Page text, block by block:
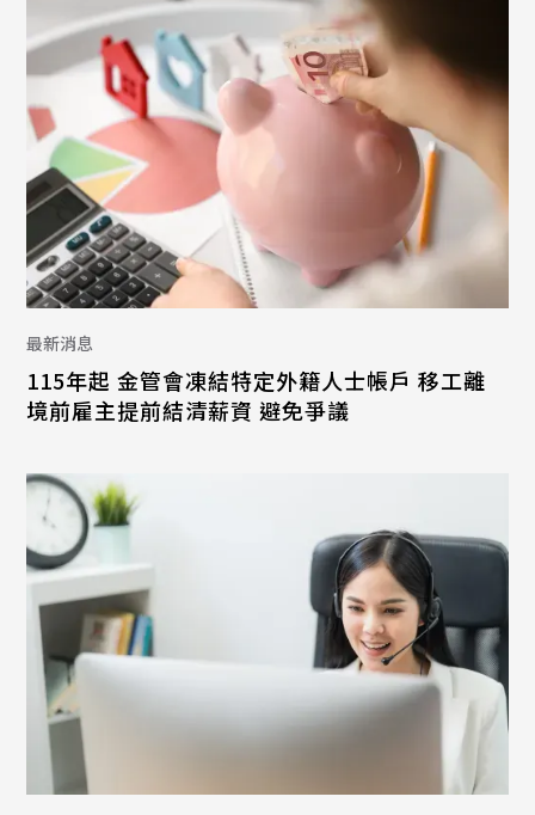
最新消息
115年起 金管會凍結特定外籍人士帳戶 移工離
境前雇主提前結清薪資 避免爭議